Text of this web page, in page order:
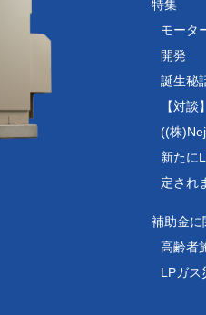
特集
モータ
開発
誕生秘
【対
((株
新たに
定され
補助金に
高齢者
LPガス